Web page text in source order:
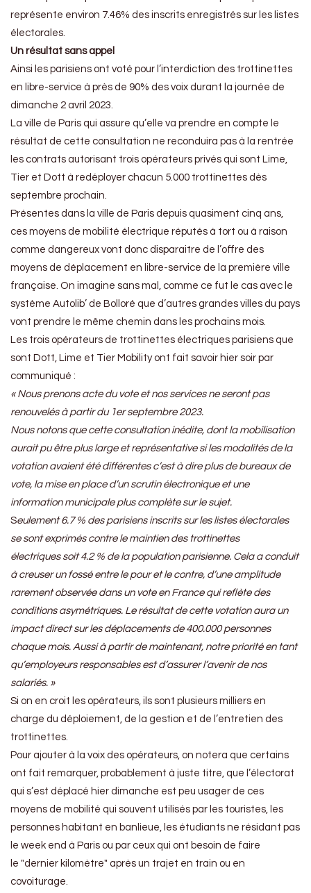
représente environ 7.46% des inscrits enregistrés sur les listes
électorales.
Un résultat sans appel
Ainsi les parisiens ont voté pour l’interdiction des trottinettes
en libre-service à près de 90% des voix durant la journée de
dimanche 2 avril 2023.
La ville de Paris qui assure qu’elle va prendre en compte le
résultat de cette consultation ne reconduira pas à la rentrée
les contrats autorisant trois opérateurs privés qui sont Lime,
Tier et Dott à redéployer chacun 5.000 trottinettes dès
septembre prochain.
Présentes dans la ville de Paris depuis quasiment cinq ans,
ces moyens de mobilité électrique réputés à tort ou à raison
comme dangereux vont donc disparaitre de l’offre des
moyens de déplacement en libre-service de la première ville
française. On imagine sans mal, comme ce fut le cas avec le
système Autolib’ de Bolloré que d’autres grandes villes du pays
vont prendre le même chemin dans les prochains mois.
Les trois opérateurs de trottinettes électriques parisiens que
sont Dott, Lime et Tier Mobility ont fait savoir hier soir par
communiqué :
« Nous prenons acte du vote et nos services ne seront pas
renouvelés à partir du 1er septembre 2023.
Nous notons que cette consultation inédite, dont la mobilisation
aurait pu être plus large et représentative si les modalités de la
votation avaient été différentes c’est à dire plus de bureaux de
vote, la mise en place d’un scrutin électronique et une
information municipale plus complète sur le sujet.
Seulement 6.7 % des parisiens inscrits sur les listes électorales
se sont exprimés contre le maintien des trottinettes
électriques soit 4.2 % de la population parisienne. Cela a conduit
à creuser un fossé entre le pour et le contre, d’une amplitude
rarement observée dans un vote en France qui reflète des
conditions asymétriques. Le résultat de cette votation aura un
impact direct sur les déplacements de 400.000 personnes
chaque mois. Aussi à partir de maintenant, notre priorité en tant
qu’employeurs responsables est d’assurer l’avenir de nos
salariés. »
Si on en croit les opérateurs, ils sont plusieurs milliers en
charge du déploiement, de la gestion et de l’entretien des
trottinettes.
Pour ajouter à la voix des opérateurs, on notera que certains
ont fait remarquer, probablement à juste titre, que l’électorat
qui s’est déplacé hier dimanche est peu usager de ces
moyens de mobilité qui souvent utilisés par les touristes, les
personnes habitant en banlieue, les étudiants ne résidant pas
le week end à Paris ou par ceux qui ont besoin de faire
le dernier kilomètre après un trajet en train ou en
covoiturage.